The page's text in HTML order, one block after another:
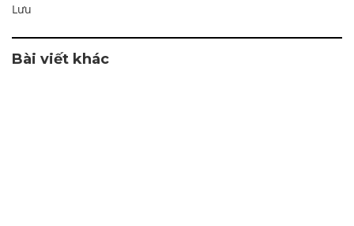
Lưu
Bài viết khác